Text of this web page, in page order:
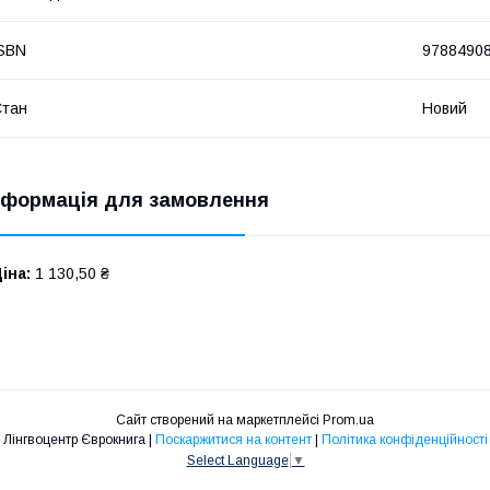
Новий
для замовлення
1 130,50 ₴
Сайт створений на маркетплейсі Prom.ua
Поскаржитися на контент
Політика конфіденційності
Select Language ▼